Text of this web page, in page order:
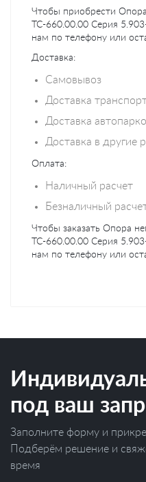
Чтобы приобрести
ТС-660.00.00 Серия
нам по телефону или
Доставка:
Самовывоз
Доставка
Доставка
Доставка в другие
Оплата:
Наличный расчет
Безналичный
Чтобы заказать Опора
ТС-660.00.00 Серия
нам по телефону или
под ваш
Заполните форму и
Подберём решение и
время